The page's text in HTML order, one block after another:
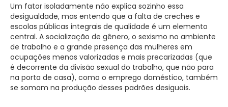
Um fator isoladamente não explica sozinho essa
desigualdade, mas entendo que a falta de creches e
escolas públicas integrais de qualidade é um elemento
central. A socialização de gênero, o sexismo no ambiente
de trabalho e a grande presença das mulheres em
ocupações menos valorizadas e mais precarizadas (que
é decorrente da divisão sexual do trabalho, que não para
na porta de casa), como o emprego doméstico, também
se somam na produção desses padrões desiguais.